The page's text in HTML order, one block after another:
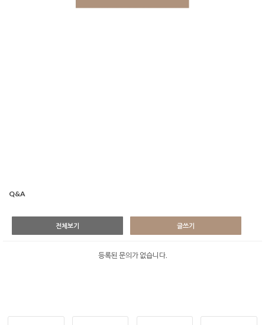
Q&A
전체보기 글쓰기
등록된 문의가 없습니다.